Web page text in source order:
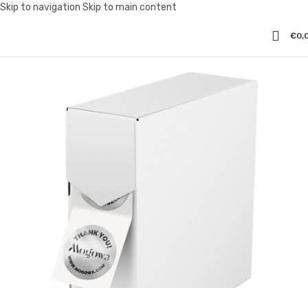
Skip to navigation Skip to main content
€